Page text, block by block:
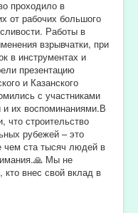
проходило в
от рабочих большого
Работы в
взрывчатки, при
в инструментах и
презентацию
и Казанского
с участниками
их воспоминаниями.В
что строительство
рубежей – это
чем ста тысяч людей в
Мы не
внес свой вклад в